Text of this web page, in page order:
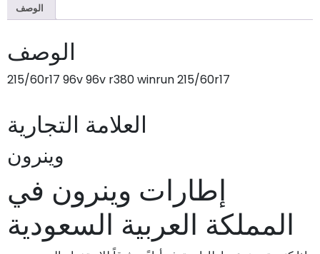
الوصف
الوصف
215/60r17 96v 96v r380 winrun 215/60r17
العلامة التجارية
وينرون
إطارات وينرون في
المملكة العربية السعودية